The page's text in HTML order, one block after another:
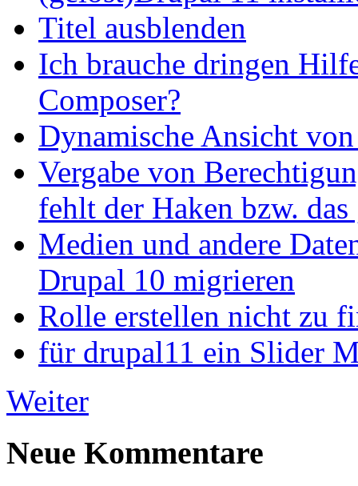
Titel ausblenden
Ich brauche dringen
Composer?
Dynamische Ansicht
Vergabe von
fehlt der Haken bzw.
Medien und andere
Drupal 10 migrieren
Rolle erstellen nicht zu
für drupal11 ein Slider
Weiter
Neue Kommentare